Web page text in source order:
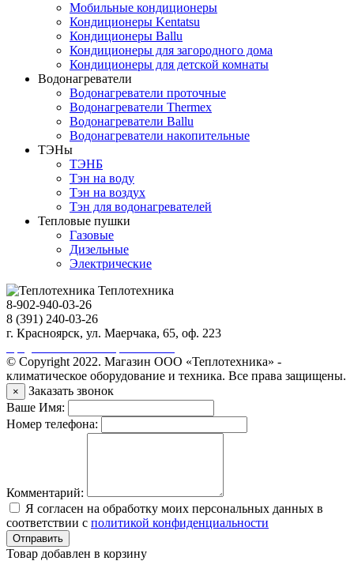
Мобильные кондиционеры
Кондиционеры Kentatsu
Кондиционеры Ballu
Кондиционеры для загородного дома
Кондиционеры для детской комнаты
Водонагреватели
Водонагреватели проточные
Водонагреватели Thermex
Водонагреватели Ballu
Водонагреватели накопительные
ТЭНы
ТЭНБ
Тэн на воду
Тэн на воздух
Тэн для водонагревателей
Тепловые пушки
Газовые
Дизельные
Электрические
Теплотехника
8-902-940-03-26
8 (391) 240-03-26
г. Красноярск, ул. Маерчака, 65, оф. 223
© Copyright 2022. Магазин ООО «Теплотехника» -
климатическое оборудование и техника. Все права защищены.
×
Заказать звонок
Ваше Имя:
Номер телефона:
Комментарий:
Я согласен на обработку моих персональных данных в
соответствии с политикой конфиденциальности
Отправить
Товар добавлен в корзину